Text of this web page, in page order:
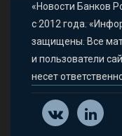
«Новости Банков
с 2012 года.
защищены. Все
и пользователи
несет